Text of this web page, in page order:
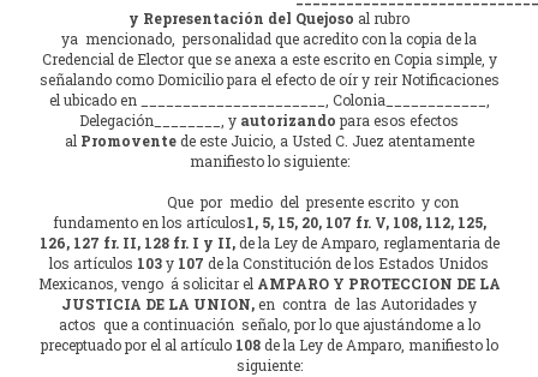
y Representación del Quejoso al rubro
ya mencionado, personalidad que acredito con la copia de la
Credencial de Elector que se anexa a este escrito en Copia simple, y
señalando como Domicilio para el efecto de oír y reir Notificaciones
el ubicado en ______________________, Colonia____________,
Delegación________, y autorizando para esos efectos
al Promoventede este Juicio, a Usted C. Juez atentamente
manifiesto lo siguiente:
Que por medio del presente escrito y con
fundamento en los artículos1, 5, 15, 20, 107 fr. V, 108, 112, 125,
126, 127 fr. II, 128 fr. I y II,de la Ley de Amparo, reglamentaria de
los artículos 103y 107 de la Constitución de los Estados Unidos
Mexicanos, vengo á solicitar el AMPARO Y PROTECCION DE LA
JUSTICIA DE LA UNION,en contra de las Autoridades y
actos que a continuación señalo, por lo que ajustándome a lo
preceptuado por el al artículo 108de la Ley de Amparo, manifiesto lo
siguiente: